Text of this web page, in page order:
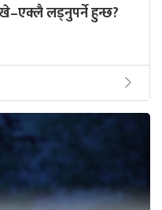
लड्नुपर्ने हुन्छ?